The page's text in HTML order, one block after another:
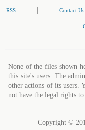
RSS Contact Us
None of the files shown
this site's users. The
other actions of its users.
not have the legal rights
Copyright ©